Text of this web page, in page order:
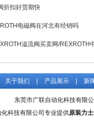
折扣好货期快
电磁阀在河北有经销吗
溢流阀买卖网/REXROTH
关于我们 产品展示 新
东莞市广联自动化科技有限
科技有限公司专业提供原装力